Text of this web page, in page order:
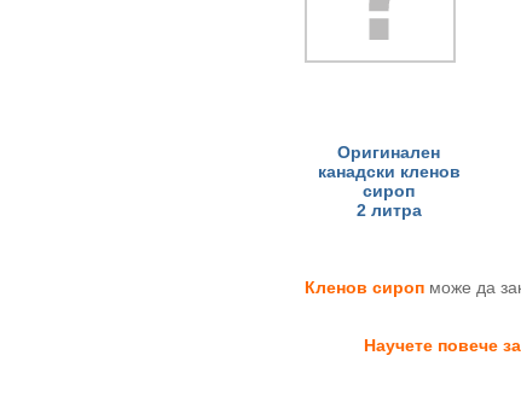
Оригинален
канадски кленов
сироп
2 литра
Кленов сироп може да
Научете повече